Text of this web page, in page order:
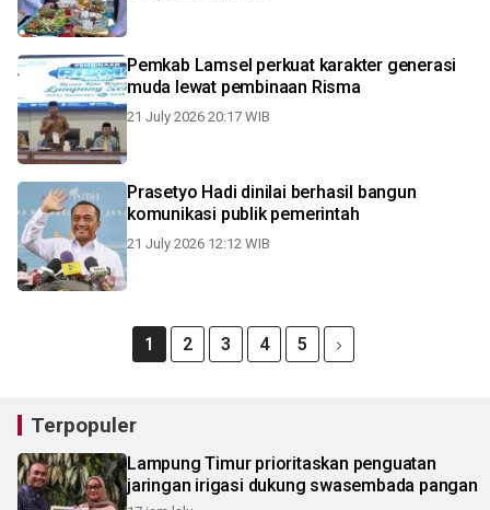
Pemkab Lamsel perkuat karakter generasi
muda lewat pembinaan Risma
21 July 2026 20:17 WIB
Prasetyo Hadi dinilai berhasil bangun
komunikasi publik pemerintah
21 July 2026 12:12 WIB
1 2 3 4 5
Terpopuler
Lampung Timur prioritaskan penguatan
jaringan irigasi dukung swasembada pangan